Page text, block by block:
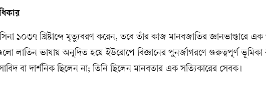
১০৩৭ খ্রিষ্টাব্দে মৃত্যুবরণ করেন, তবে তাঁর কাজ মানবজাতির জ্ঞানভাণ্ডারে
লাতিন ভাষায় অনূদিত হয়ে ইউরোপে বিজ্ঞানের পুনর্জাগরণে গুরুত্বপূর্ণ ভূমিকা
বা দার্শনিক ছিলেন না; তিনি ছিলেন মানবতার এক সত্যিকারের সেবক।